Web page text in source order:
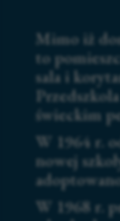
Mimo iż
to
sala i
świeckim
W 1964 r.
nowej
W 1968 r.